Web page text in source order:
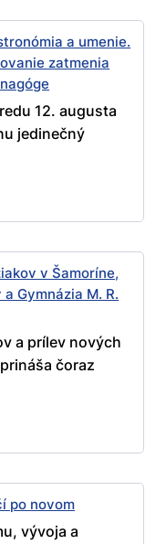
a umenie.
zatmenia
12. augusta
jedinečný
v Šamoríne,
Gymnázia M. R.
a prílev nových
čoraz
po novom
vývoja a